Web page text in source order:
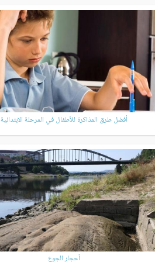
أفضل طرق المذاكرة للأطفال في المرحلة الابتدائية
أحجار الجوع